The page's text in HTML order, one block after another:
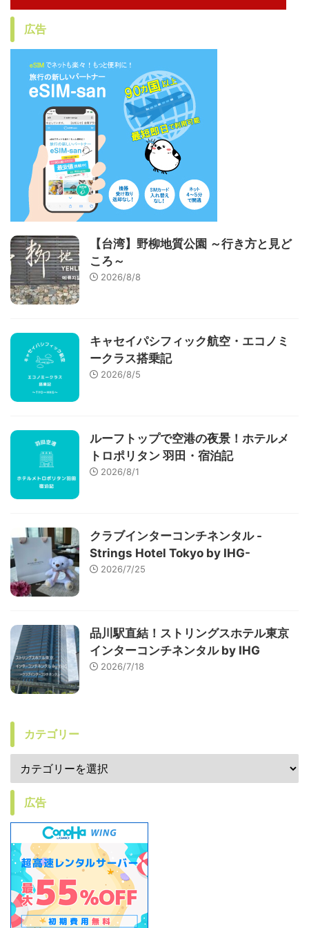
広告
【台湾】野柳地質公園 ～行き方と見ど
ころ～
2026/8/8
キャセイパシフィック航空・エコノミ
ークラス搭乗記
2026/8/5
ルーフトップで空港の夜景！ホテルメ
トロポリタン 羽田・宿泊記
2026/8/1
クラブインターコンチネンタル -
Strings Hotel Tokyo by IHG-
2026/7/25
品川駅直結！ストリングスホテル東京
インターコンチネンタル by IHG
2026/7/18
カテゴリー
広告